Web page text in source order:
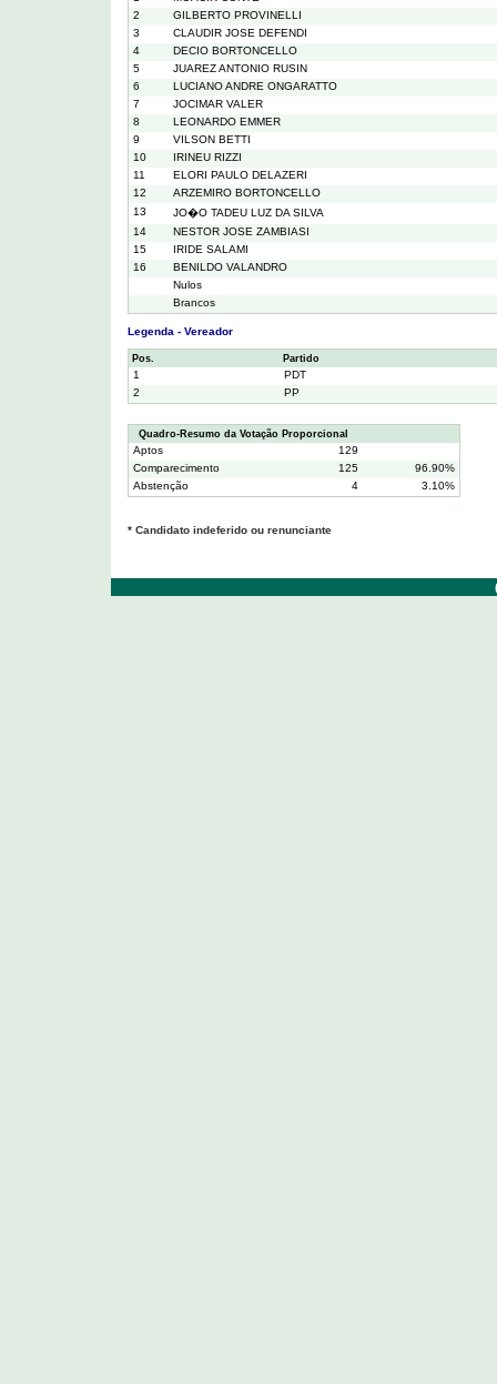
2
GILBERTO PROVINELLI
3
CLAUDIR JOSE DEFENDI
4
DECIO BORTONCELLO
5
JUAREZ ANTONIO RUSIN
6
LUCIANO ANDRE ONGARATTO
7
JOCIMAR VALER
8
LEONARDO EMMER
9
VILSON BETTI
10
IRINEU RIZZI
11
ELORI PAULO DELAZERI
12
ARZEMIRO BORTONCELLO
13
JO�O TADEU LUZ DA SILVA
14
NESTOR JOSE ZAMBIASI
15
IRIDE SALAMI
16
BENILDO VALANDRO
Nulos
Brancos
Legenda - Vereador
Pos. Partido
1
PDT
2
PP
Quadro-Resumo da Votação Proporcional
Aptos
129
Comparecimento
125
96.90%
Abstenção
4 3.10%
* Candidato indeferido ou renunciante